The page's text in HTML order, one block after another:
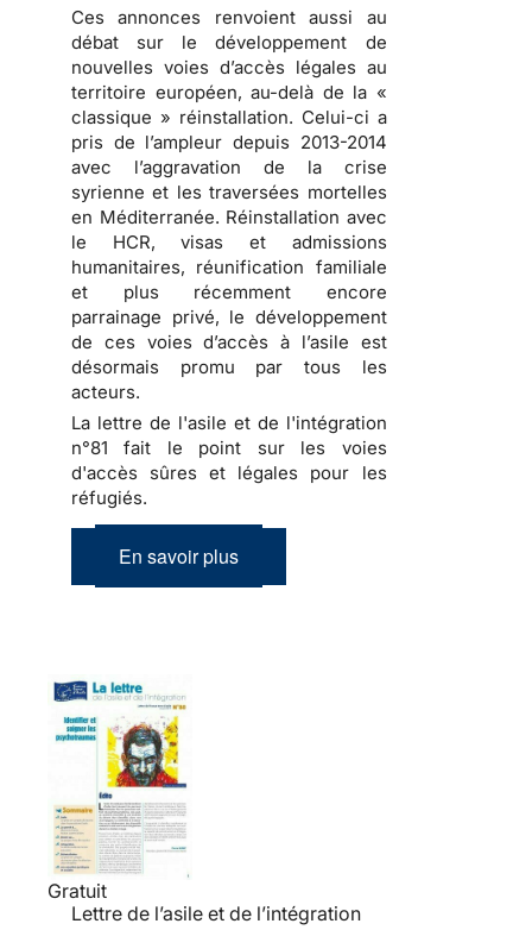
Ces annonces renvoient aussi au
débat sur le développement de
nouvelles voies d’accès légales au
territoire européen, au-delà de la «
classique » réinstallation. Celui-ci a
pris de l’ampleur depuis 2013-2014
avec l’aggravation de la crise
syrienne et les traversées mortelles
en Méditerranée. Réinstallation avec
le HCR, visas et admissions
humanitaires, réunification familiale
et plus récemment encore
parrainage privé, le développement
de ces voies d’accès à l’asile est
désormais promu par tous les
acteurs.
La lettre de l'asile et de l'intégration
n°81 fait le point sur les voies
d'accès sûres et légales pour les
réfugiés.
En savoir plus
Gratuit
Lettre de l’asile et de l’intégration